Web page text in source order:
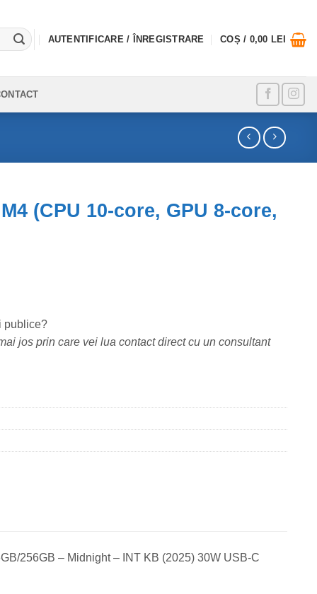
AUTENTIFICARE / ÎNREGISTRARE COȘ / 0,00 LEI
(CPU 10-core, GPU 8-core,
publice?
jos prin care vei lua contact direct cu un consultant
256GB – Midnight – INT KB (2025) 30W USB‑C